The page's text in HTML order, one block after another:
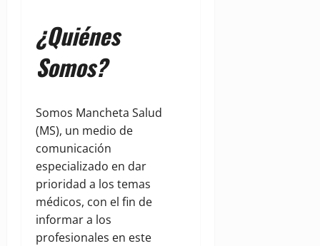
¿Quiénes
Somos?
Somos Mancheta Salud
(MS), un medio de
comunicación
especializado en dar
prioridad a los temas
médicos, con el fin de
informar a los
profesionales en este